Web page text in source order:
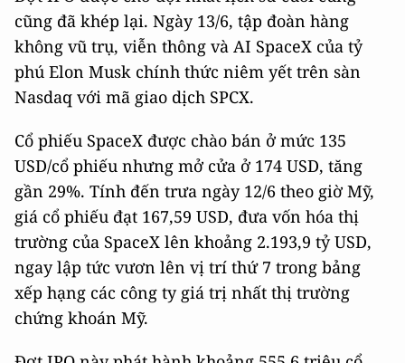
cũng đã khép lại. Ngày 13/6, tập đoàn hàng
không vũ trụ, viễn thông và AI SpaceX của tỷ
phú Elon Musk chính thức niêm yết trên sàn
Nasdaq với mã giao dịch SPCX.
Cổ phiếu SpaceX được chào bán ở mức 135
USD/cổ phiếu nhưng mở cửa ở 174 USD, tăng
gần 29%. Tính đến trưa ngày 12/6 theo giờ Mỹ,
giá cổ phiếu đạt 167,59 USD, đưa vốn hóa thị
trường của SpaceX lên khoảng 2.193,9 tỷ USD,
ngay lập tức vươn lên vị trí thứ 7 trong bảng
xếp hạng các công ty giá trị nhất thị trường
chứng khoán Mỹ.